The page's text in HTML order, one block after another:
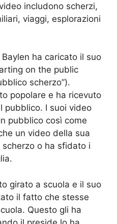
includono scherzi,
viaggi, esplorazioni
ha caricato il suo
on the public
scherzo”).
popolare e ha ricevuto
pubblico. I suoi video
pubblico così come
un video della sua
o ha sfidato i
girato a scuola e il suo
il fatto che stesse
Questo gli ha